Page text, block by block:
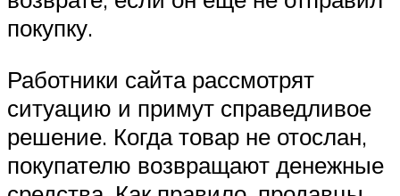
покупку.
Работники сайта рассмотрят
ситуацию и примут справедливое
решение. Когда товар не отослан,
покупателю возвращают денежные